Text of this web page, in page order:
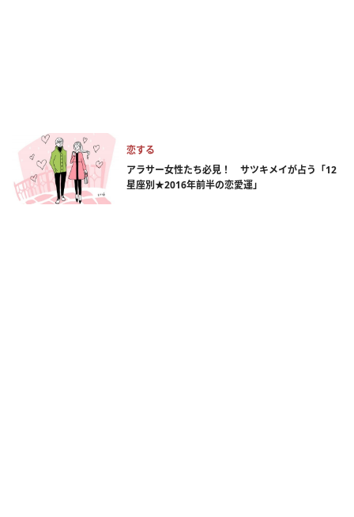
恋する
アラサー女性たち必見！ サツキメイが占う「12
星座別★2016年前半の恋愛運」